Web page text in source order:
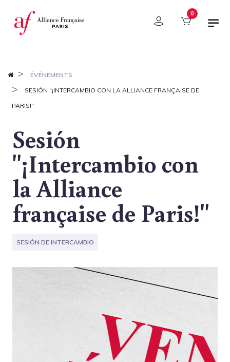
Panel de gestión de cookies 0
ÉVÉNEMENTS
SESIÓN "¡INTERCAMBIO CON LA ALLIANCE FRANÇAISE DE
PARIS!"
Sesión
"¡Intercambio con
la Alliance
française de Paris!"
SESIÓN DE INTERCAMBIO